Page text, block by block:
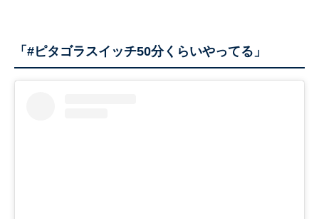
「#ピタゴラスイッチ50分くらいやってる」